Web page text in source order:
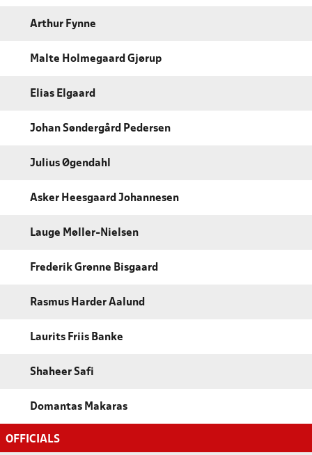
Arthur Fynne
Malte Holmegaard Gjørup
Elias Elgaard
Johan Søndergård Pedersen
Julius Øgendahl
Asker Heesgaard Johannesen
Lauge Møller-Nielsen
Frederik Grønne Bisgaard
Rasmus Harder Aalund
Laurits Friis Banke
Shaheer Safi
Domantas Makaras
OFFICIALS